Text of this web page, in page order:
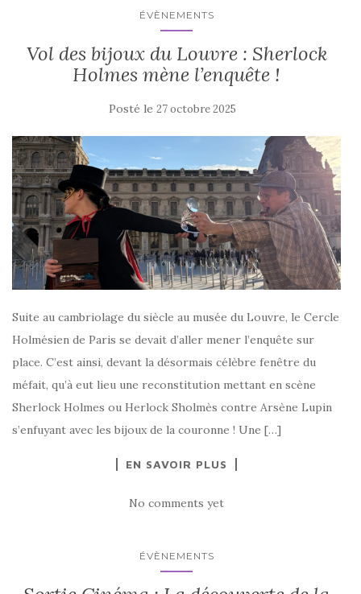
ÉVÈNEMENTS
Vol des bijoux du Louvre : Sherlock
Holmes mène l’enquête !
Posté le 27 octobre 2025
Suite au cambriolage du siècle au musée du Louvre, le Cercle
Holmésien de Paris se devait d’aller mener l’enquête sur
place. C’est ainsi, devant la désormais célèbre fenêtre du
méfait, qu’à eut lieu une reconstitution mettant en scène
Sherlock Holmes ou Herlock Sholmès contre Arsène Lupin
s’enfuyant avec les bijoux de la couronne ! Une […]
EN SAVOIR PLUS
No comments yet
ÉVÈNEMENTS